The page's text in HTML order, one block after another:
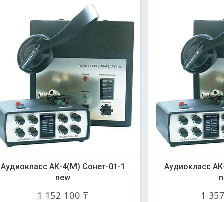
Аудиокласс АК-4(М) Сонет-01-1
new
1 152 100 ₸
Аудиокласс
1